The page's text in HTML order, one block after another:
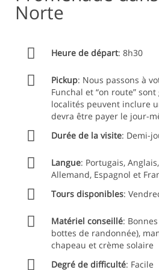
1.2 - Dans votre facture, vous ne
supplémentaire, uniquement ce
2 - Sécurité et responsabilité civile
responsabilité civile et
2.2 - L'assurance est la
qui fournit l'activité.
2.3 - En cas d'accident, il est de
du fournisseur / partenaire qui
3 - Condition d'Annulation
3.1 - Vous ne serez pas pénalisés
réservation jusqu'à 48 heures
le faites après cette limite, vous ne
malheureusement aucunement
4 - Annulation d'une activité Les
annulées si:
4.1 - Le nombre minimum de
Norte
Heure de départ: 8h30
Pickup: Nous passons à
Funchal et “on route”
localités peuvent inclure
devra être payer le jour-
Durée de la visite: Demi-
Langue: Portugais,
Allemand, Espagnol et
Tours disponibles:
Matériel conseillé:
bottes de randonnée),
chapeau et crème solaire
Degré de difficulté: Facile